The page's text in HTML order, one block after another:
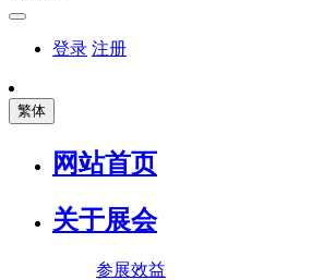
登录 注册
繁体
网站首页
关于展会
参展效益